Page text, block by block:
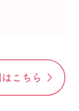
こちら